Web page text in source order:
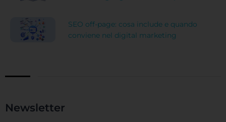
SEO off-page: cosa include e quando
conviene nel digital marketing
Newsletter